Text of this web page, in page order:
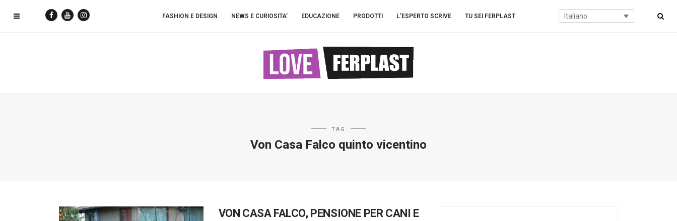
Italiano
FASHION E DESIGN NEWS E CURIOSITA’ EDUCAZIONE PRODOTTI L’ESPERTO SCRIVE TU SEI FERPLAST
TAG
Von Casa Falco quinto vicentino
VON CASA FALCO, PENSIONE PER CANI E